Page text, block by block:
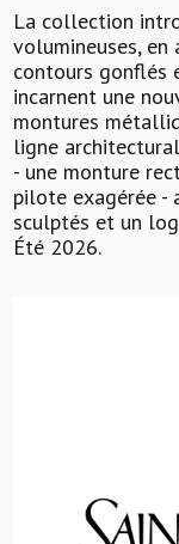
La collection
volumineuses, en
contours gonflés
incarnent une
montures
ligne
- une monture
pilote exagérée -
sculptés et un
Été 2026.